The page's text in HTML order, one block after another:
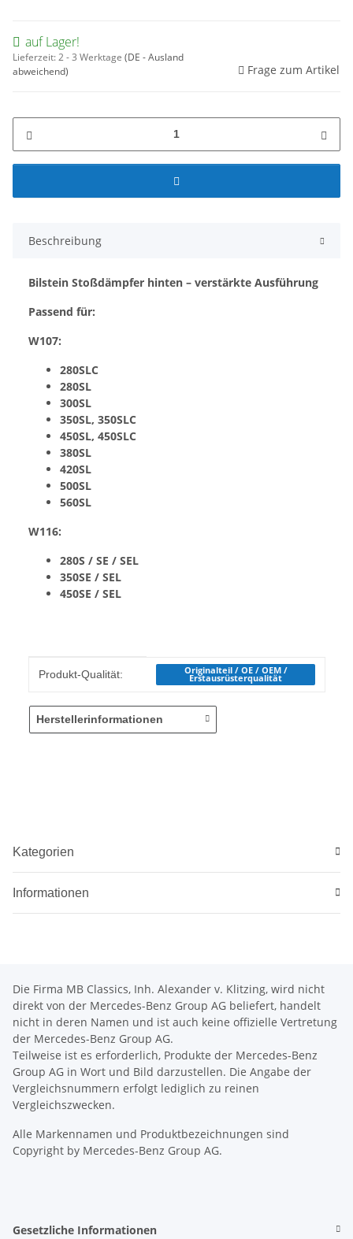
auf Lager!
Lieferzeit:2 - 3 Werktage (DE - Ausland
abweichend)
Frage zum Artikel
Beschreibung
Bilstein Stoßdämpfer hinten – verstärkte Ausführung
Passend für:
W107:
280SLC
280SL
300SL
350SL, 350SLC
450SL, 450SLC
380SL
420SL
500SL
560SL
W116:
280S / SE / SEL
350SE / SEL
450SE / SEL
Produkteigenschaft
Wert
Produkt-Qualität: Originalteil / OE / OEM /
Erstausrüsterqualität
Herstellerinformationen
Kategorien
Informationen
Die Firma MB Classics, Inh. Alexander v. Klitzing, wird nicht
direkt von der Mercedes-Benz Group AG beliefert, handelt
nicht in deren Namen und ist auch keine offizielle Vertretung
der Mercedes-Benz Group AG.
Teilweise ist es erforderlich, Produkte der Mercedes-Benz
Group AG in Wort und Bild darzustellen. Die Angabe der
Vergleichsnummern erfolgt lediglich zu reinen
Vergleichszwecken.
Alle Markennamen und Produktbezeichnungen sind
Copyright by Mercedes-Benz Group AG.
Gesetzliche Informationen